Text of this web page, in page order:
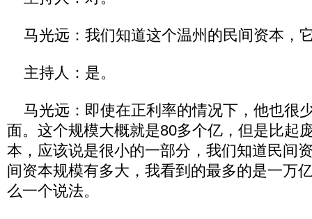
马光远：我们知道这个温州的民间资本，
主持人：是。
马光远：即使在正利率的情况下，他也很
面。这个规模大概就是80多个亿，但是比起
本，应该说是很小的一部分，我们知道民间
间资本规模有多大，我看到的最多的是一万
么一个说法。